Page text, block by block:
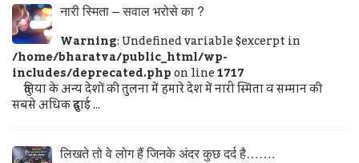
नारी स्मिता – सवाल भरोसे का ?
Warning: Undefined variable $excerpt in
/home/bharatva/public_html/wp-
includes/deprecated.phpon line1717
दुनिया के अन्य देशों की तुलना में हमारे देश में नारी स्मिता व सम्मान की
सबसे अधिक दुहाई ...
लिखते तो वे लोग हैं जिनके अंदर कुछ दर्द है…….